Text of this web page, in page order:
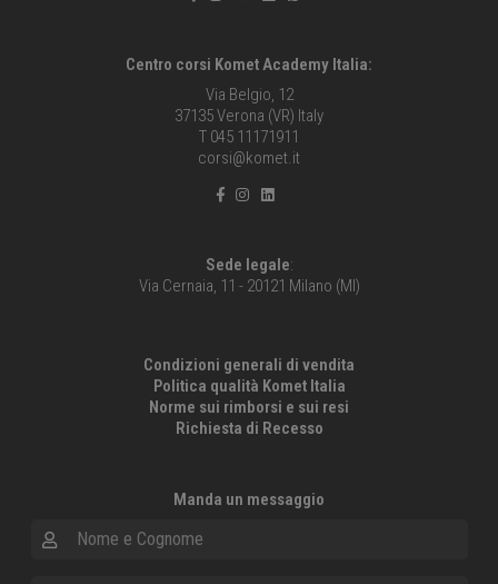
Centro corsi Komet Academy Italia:
Via Belgio, 12
37135 Verona (VR) Italy
T 045 11171911
corsi@komet.it
Sede legale:
Via Cernaia, 11 - 20121 Milano (MI)
Condizioni generali di vendita
Politica qualità Komet Italia
Norme sui rimborsi e sui resi
Richiesta di Recesso
Manda un messaggio